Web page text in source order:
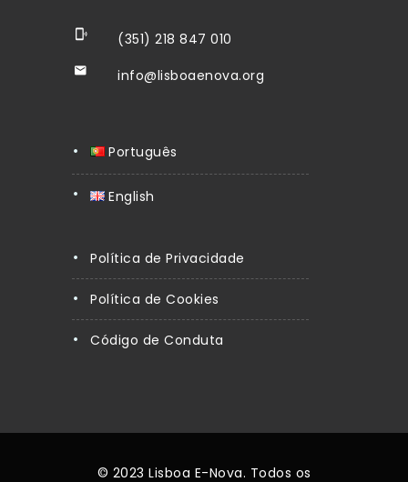
(351) 218 847 010
info@lisboaenova.org
Português
English
Política de Privacidade
Política de Cookies
Código de Conduta
© 2023 Lisboa E-Nova. Todos os